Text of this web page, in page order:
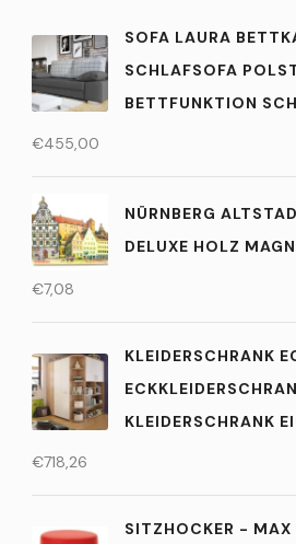
SOFA LAURA
SCHLAFSOFA
BETTFUNKTION
€455,00
NÜRNBERG
DELUXE HOLZ
€7,08
KLEIDERSCHRANK
KLEIDERSCHRANK
€718,26
SITZHOCKER - MAX